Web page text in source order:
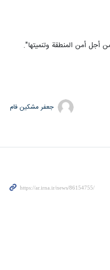
أجل أمن المنطقة وتنميتها".
جعفر مشکین فام